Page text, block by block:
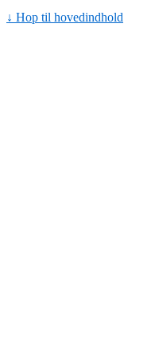
↓ Hop til hovedindhold